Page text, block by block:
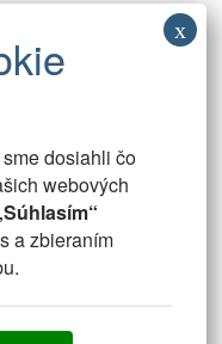
AI
a
a plány
sme dosiahli čo
webových
a zbieraním